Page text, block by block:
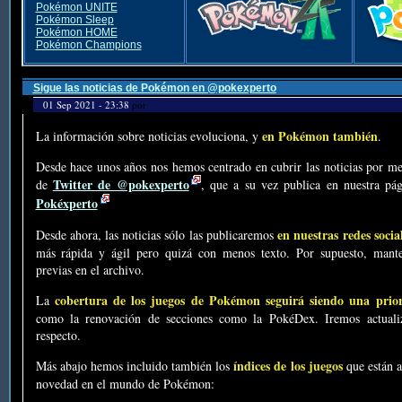
Pokémon UNITE
Pokémon Sleep
Pokémon HOME
Pokémon Champions
Sigue las noticias de Pokémon en @pokexperto
01 Sep 2021 - 23:38 por
La información sobre noticias evoluciona, y en Pokémon también.
Desde hace unos años nos hemos centrado en cubrir las noticias por
de Twitter de @pokexperto , que a su vez publica en nuestra
Pokéxperto
Desde ahora, las noticias sólo las publicaremosen nuestras redes
más rápida y ágil pero quizá con menos texto. Por supuesto,
previas en el archivo.
La cobertura de los juegos de Pokémon seguirá siendo una
como la renovación de secciones como la PokéDex. Iremos
respecto.
Más abajo hemos incluido también losíndices de los juegosque están
novedad en el mundo de Pokémon: